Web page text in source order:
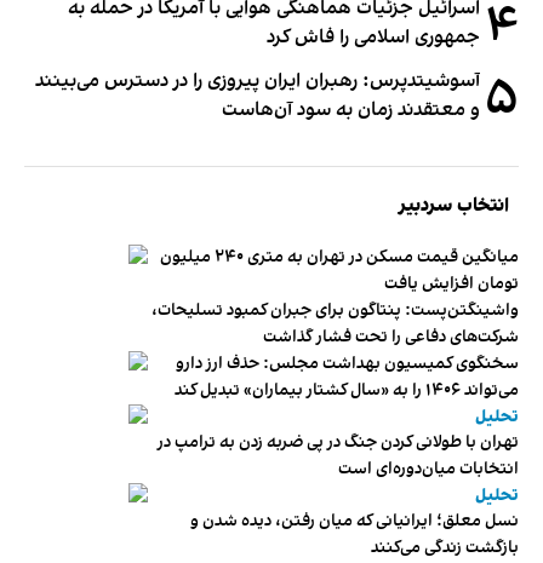
۴ اسرائیل جزئیات هماهنگی هوایی با آمریکا در حمله به
جمهوری اسلامی را فاش کرد
۵ آسوشیتدپرس: رهبران ایران پیروزی را در دسترس می‌بینند
و معتقدند زمان به سود آن‌هاست
انتخاب سردبیر
میانگین قیمت مسکن در تهران به متری ۲۴۰ میلیون
تومان افزایش یافت
واشینگتن‌پست: پنتاگون برای جبران کمبود تسلیحات،
شرکت‌های دفاعی را تحت فشار گذاشت
سخنگوی کمیسیون بهداشت مجلس: حذف ارز دارو
می‌تواند ۱۴۰۶ را به «سال کشتار بیماران» تبدیل کند
تحلیل
تهران با طولانی کردن جنگ در پی ضربه زدن به ترامپ در
انتخابات میان‌دوره‌ای است
تحلیل
نسل معلق؛ ایرانیانی که میان رفتن، دیده شدن و
بازگشت زندگی می‌کنند